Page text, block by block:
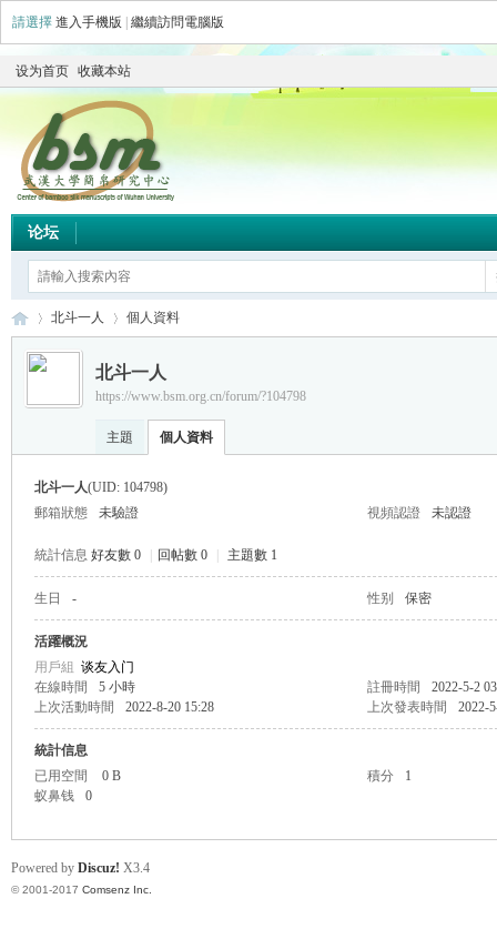
請選擇 進入手機版 繼續訪問電腦版
设为首页 收藏本站
论坛
›
北斗一人 個人資料
北斗一人
https://www.bsm.org.cn/forum/?104798
主題 個人資料
北斗一人(UID: 104798)
郵箱狀態
未驗證 視頻認證 未認證
統計信息 好友數 0 回帖數 0 主題數 1
生日 - 性别 保密
活躍概況
用戶組 谈友入门
在線時間
5 小時 註冊時間
2022-5-2
上次活動時間
2022-8-20 15:28 上次發表時間 2022-
統計信息
已用空間
0 B 積分
1
蚁鼻钱
0
Powered by Discuz! X3.4
© 2001-2017 Comsenz Inc.